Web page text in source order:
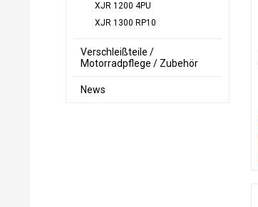
XJR 1200 4PU
XJR 1300 RP10
Verschleißteile /
Motorradpflege / Zubehör
News